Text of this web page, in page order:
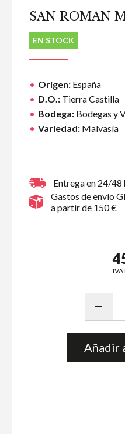
SAN ROMAN
EN STOCK
Origen: España
D.O.: Tierra Castilla
Bodega: Bodegas y
Variedad: Malvasía
Entrega en 24/48
Gastos de envío
a partir de 150 €
Añadir